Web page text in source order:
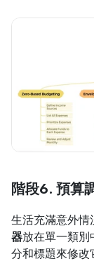
階段6. 預算
生活充滿意外情
器放在單一類別
分和標題來修改